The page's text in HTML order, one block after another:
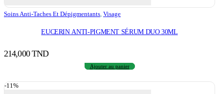
Soins Anti-Taches Et Dépigmentants, Visage
EUCERIN ANTI-PIGMENT SÉRUM DUO 30ML
214,000TND
Ajouter au panier
-11%